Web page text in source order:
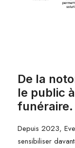
De la
le public
funéraire.
Depuis 2023,
sensibiliser